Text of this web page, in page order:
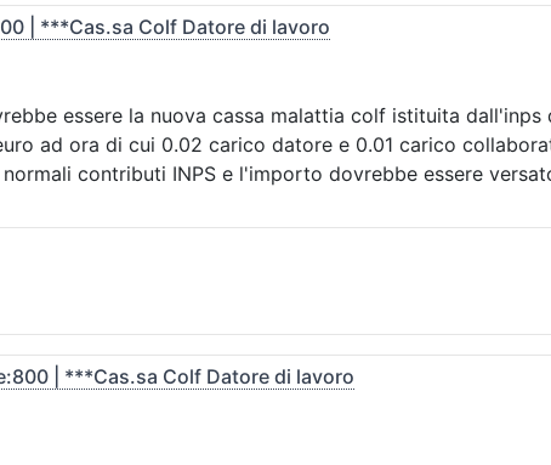
| ***Cas.sa Colf Datore di lavoro
essere la nuova cassa malattia colf istituita
ad ora di cui 0.02 carico datore e 0.01 carico
contributi INPS e l'importo dovrebbe essere
| ***Cas.sa Colf Datore di lavoro